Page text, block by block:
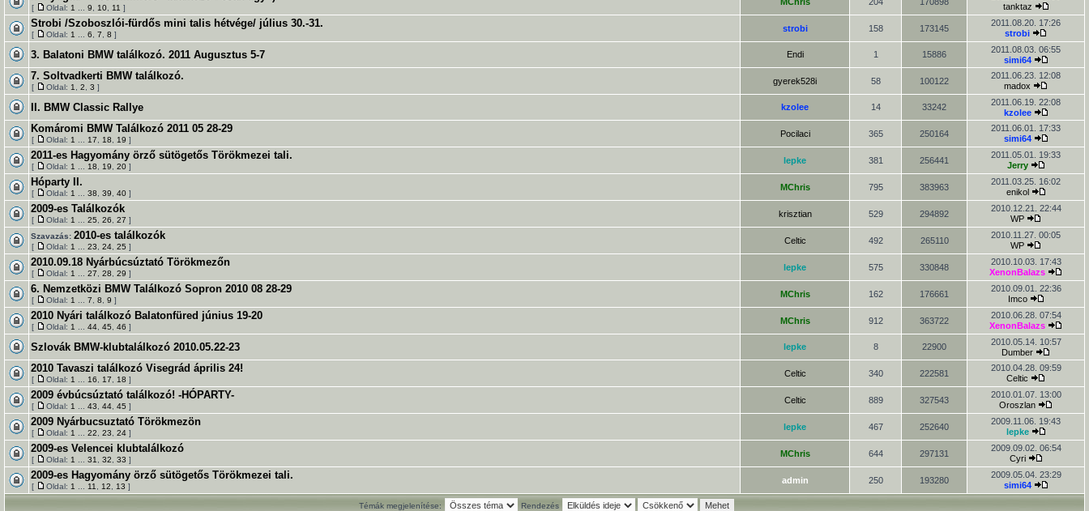
[ Oldal: 1 9 10 11 ]
tanktaz
Strobi /Szoboszlói-fürdős mini talis hétvége/ július 30.-31.
[ Oldal: 1 6 7 8 ]
strobi 158 173145
2011.08.20. 17:26
strobi
3. Balatoni BMW találkozó. 2011 Augusztus 5-7 Endi 1 15886
2011.08.03. 06:55
simi64
7. Soltvadkerti BMW találkozó.
[ Oldal: 1 2 3 ]
gyerek528i 58 100122
2011.06.23. 12:08
madox
II. BMW Classic Rallye kzolee 14 33242
2011.06.19. 22:08
kzolee
Komáromi BMW Találkozó 2011 05 28-29
[ Oldal: 1 17 18 19 ]
Pocilaci 365 250164
2011.06.01. 17:33
simi64
2011-es Hagyomány örző sütögetős Törökmezei tali.
[ Oldal: 1 18 19 20 ]
lepke 381 256441
2011.05.01. 19:33
Jerry
Hóparty II.
[ Oldal: 1 38 39 40 ]
MChris 795 383963
2011.03.25. 16:02
enikol
2009-es Találkozók
[ Oldal: 1 25 26 27 ]
krisztian 529 294892
2010.12.21. 22:44
WP
Szavazás: 2010-es találkozók
[ Oldal: 1 23 24 25 ]
Celtic 492 265110
2010.11.27. 00:05
WP
2010.09.18 Nyárbúcsúztató Törökmezőn
[ Oldal: 1 27 28 29 ]
lepke 575 330848
2010.10.03. 17:43
XenonBalazs
6. Nemzetközi BMW Találkozó Sopron 2010 08 28-29
[ Oldal: 1 7 8 9 ]
MChris 162 176661
2010.09.01. 22:36
Imco
2010 Nyári találkozó Balatonfüred június 19-20
[ Oldal: 1 44 45 46 ]
MChris 912 363722
2010.06.28. 07:54
XenonBalazs
Szlovák BMW-klubtalálkozó 2010.05.22-23 lepke 8 22900
2010.05.14. 10:57
Dumber
2010 Tavaszi találkozó Visegrád április 24!
[ Oldal: 1 16 17 18 ]
Celtic 340 222581
2010.04.28. 09:59
Celtic
2009 évbúcsúztató találkozó! -HÓPARTY-
[ Oldal: 1 43 44 45 ]
Celtic 889 327543
2010.01.07. 13:00
Oroszlan
2009 Nyárbucsuztató Törökmezön
[ Oldal: 1 22 23 24 ]
lepke 467 252640
2009.11.06. 19:43
lepke
2009-es Velencei klubtalálkozó
[ Oldal: 1 31 32 33 ]
MChris 644 297131
2009.09.02. 06:54
Cyri
2009-es Hagyomány örző sütögetős Törökmezei tali.
[ Oldal: 1 11 12 13 ]
admin 250 193280
2009.05.04. 23:29
simi64
Témák megjelenítése: Rendezés